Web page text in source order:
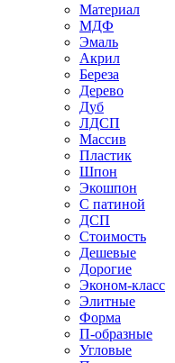
Материал
МДФ
Эмаль
Акрил
Береза
Дерево
Дуб
ЛДСП
Массив
Пластик
Шпон
Экошпон
С патиной
ДСП
Стоимость
Дешевые
Дорогие
Эконом-класс
Элитные
Форма
П-образные
Угловые